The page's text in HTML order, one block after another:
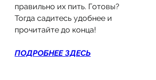
правильно их пить. Готовы?
Тогда садитесь удобнее и
прочитайте до конца!
ПОДРОБНЕЕ ЗДЕСЬ